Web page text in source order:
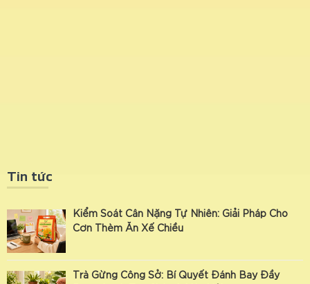
Tin tức
Kiểm Soát Cân Nặng Tự Nhiên: Giải Pháp Cho
Cơn Thèm Ăn Xế Chiều
Trà Gừng Công Sở: Bí Quyết Đánh Bay Đầy